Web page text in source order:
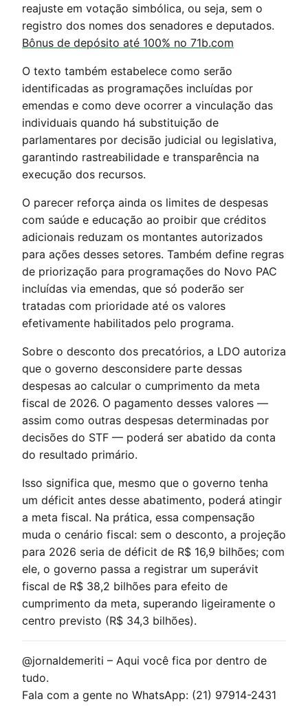
reajuste em votação simbólica, ou seja, sem o
registro dos nomes dos senadores e deputados.
Bônus de depósito até 100% no 71b.com
O texto também estabelece como serão
identificadas as programações incluídas por
emendas e como deve ocorrer a vinculação das
individuais quando há substituição de
parlamentares por decisão judicial ou legislativa,
garantindo rastreabilidade e transparência na
execução dos recursos.
O parecer reforça ainda os limites de despesas
com saúde e educação ao proibir que créditos
adicionais reduzam os montantes autorizados
para ações desses setores. Também define regras
de priorização para programações do Novo PAC
incluídas via emendas, que só poderão ser
tratadas com prioridade até os valores
efetivamente habilitados pelo programa.
Sobre o desconto dos precatórios, a LDO autoriza
que o governo desconsidere parte dessas
despesas ao calcular o cumprimento da meta
fiscal de 2026. O pagamento desses valores —
assim como outras despesas determinadas por
decisões do STF — poderá ser abatido da conta
do resultado primário.
Isso significa que, mesmo que o governo tenha
um déficit antes desse abatimento, poderá atingir
a meta fiscal. Na prática, essa compensação
muda o cenário fiscal: sem o desconto, a projeção
para 2026 seria de déficit de R$ 16,9 bilhões; com
ele, o governo passa a registrar um superávit
fiscal de R$ 38,2 bilhões para efeito de
cumprimento da meta, superando ligeiramente o
centro previsto (R$ 34,3 bilhões).
@jornaldemeriti – Aqui você fica por dentro de
tudo.
Fala com a gente no WhatsApp: (21) 97914-2431